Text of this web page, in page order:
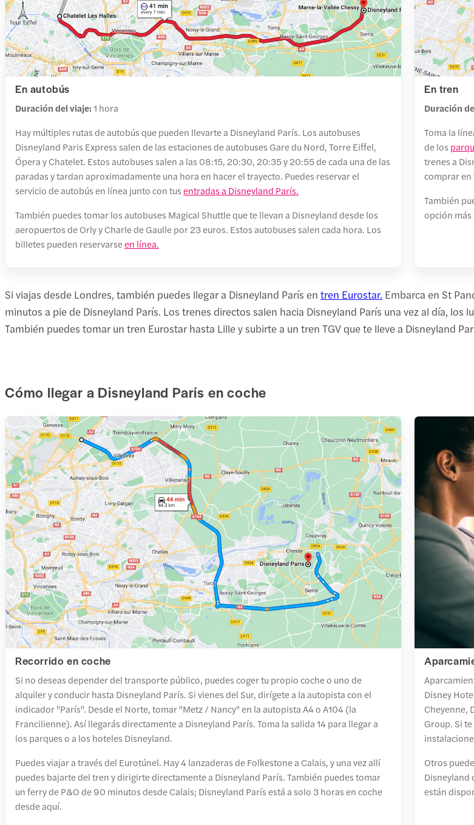
En autobús
Duración del viaje:1 hora
Hay múltiples rutas de autobús que pueden llevarte a Disneyland París. Los autobuses
Disneyland Paris Express salen de las estaciones de autobuses Gare du Nord, Torre Eiffel,
Ópera y Chatelet. Estos autobuses salen a las 08:15, 20:30, 20:35 y 20:55 de cada una de las
paradas y tardan aproximadamente una hora en hacer el trayecto. Puedes reservar el
servicio de autobús en línea junto con tusentradas a Disneyland París.
También puedes tomar los autobuses Magical Shuttle que te llevan a Disneyland desde los
aeropuertos de Orly y Charle de Gaulle por 23 euros. Estos autobuses salen cada hora. Los
billetes pueden reservarseen línea.
En tren
Duración
Toma la
de los
trenes a
comprar en
También
opción más
Si viajas desde Londres, también puedes llegar a Disneyland París en tren Eurostar. Embarca en St
minutos a pie de Disneyland París. Los trenes directos salen hacia Disneyland París una vez al día,
También puedes tomar un tren Eurostar hasta Lille y subirte a un tren TGV que te lleve a Disneyland
Cómo llegar a Disneyland París en coche
Recorrido en coche
Si no deseas depender del transporte público, puedes coger tu propio coche o uno de
alquiler y conducir hasta Disneyland París. Si vienes del Sur, dirígete a la autopista con el
indicador "París". Desde el Norte, tomar "Metz / Nancy" en la autopista A4 o A104 (la
Francilienne). Así llegarás directamente a Disneyland París. Toma la salida 14 para llegar a
los parques o a los hoteles Disneyland.
Puedes viajar a través del Eurotúnel. Hay 4 lanzaderas de Folkestone a Calais, y una vez allí
puedes bajarte del tren y dirigirte directamente a Disneyland París. También puedes tomar
un ferry de P&O de 90 minutos desde Calais; Disneyland París está a solo 3 horas en coche
desde aquí.
Disney
Cheyenne,
Group. Si
Otros
Disneyland
están